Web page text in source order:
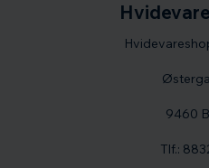
9460
Tlf.: